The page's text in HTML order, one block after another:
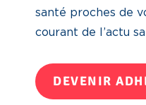
santé proches de
courant de l’actu
DEVENIR